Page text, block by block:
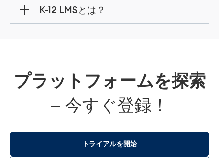
します。
して、オンラインコースへの入学から学位認定
K-12 LMSとは？
ムである e-KHOOL ソフトウェアを使用してい
ます。
プラットフォームを探索
— 今すぐ登録！
トライアルを開始